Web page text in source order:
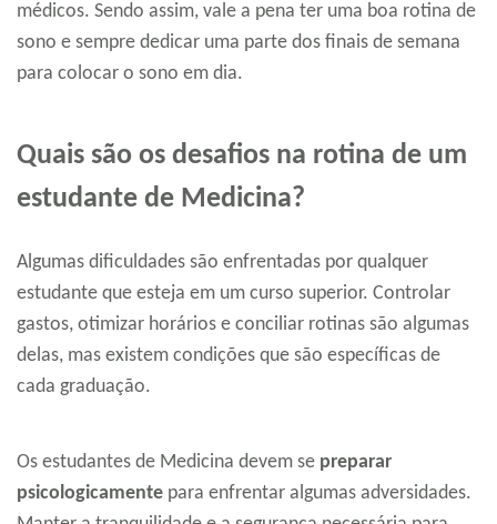
médicos. Sendo assim, vale a pena ter uma boa rotina de
sono e sempre dedicar uma parte dos finais de semana
para colocar o sono em dia.
Quais são os desafios na rotina de um
estudante de Medicina?
Algumas dificuldades são enfrentadas por qualquer
estudante que esteja em um curso superior. Controlar
gastos, otimizar horários e conciliar rotinas são algumas
delas, mas existem condições que são específicas de
cada graduação.
Os estudantes de Medicina devem se preparar
psicologicamente para enfrentar algumas adversidades.